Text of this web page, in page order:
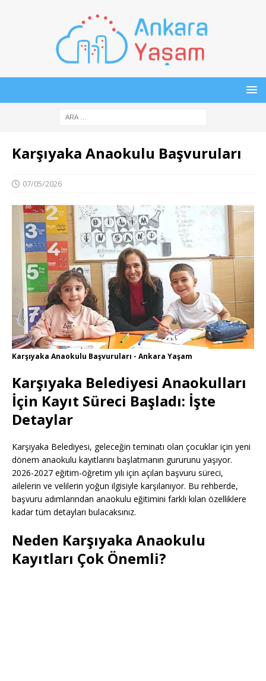
Karşıyaka Anaokulu Başvuruları
07/05/2026
Karşıyaka Anaokulu Başvuruları - Ankara Yaşam
Karşıyaka Belediyesi Anaokulları
İçin Kayıt Süreci Başladı: İşte
Detaylar
Karşıyaka Belediyesi, geleceğin teminatı olan çocuklar için yeni
dönem anaokulu kayıtlarını başlatmanın gururunu yaşıyor.
2026-2027 eğitim-öğretim yılı için açılan başvuru süreci,
ailelerin ve velilerin yoğun ilgisiyle karşılanıyor. Bu rehberde,
başvuru adımlarından anaokulu eğitimini farklı kılan özelliklere
kadar tüm detayları bulacaksınız.
Neden Karşıyaka Anaokulu
Kayıtları Çok Önemli?